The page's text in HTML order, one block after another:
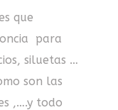
que
para
siluetas …
son las
,….y todo